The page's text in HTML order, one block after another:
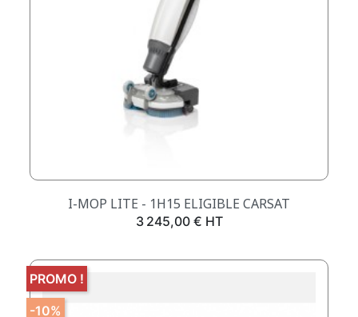
I-MOP LITE - 1H15 ELIGIBLE CARSAT
Prix
3 245,00 € HT
PROMO !
-10%